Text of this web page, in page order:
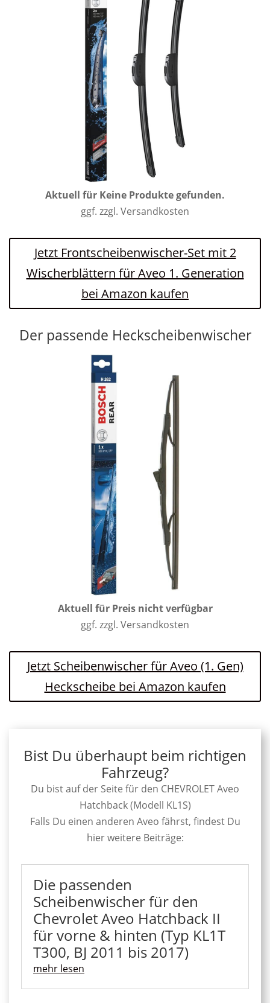
Aktuell für Keine Produkte gefunden.
ggf. zzgl. Versandkosten
Jetzt Frontscheibenwischer-Set mit 2
Wischerblättern für Aveo 1. Generation
bei Amazon kaufen
Der passende Heckscheibenwischer
Aktuell für Preis nicht verfügbar
ggf. zzgl. Versandkosten
Jetzt Scheibenwischer für Aveo (1. Gen)
Heckscheibe bei Amazon kaufen
Bist Du überhaupt beim richtigen
Fahrzeug?
Du bist auf der Seite für den CHEVROLET Aveo
Hatchback (Modell KL1S)
Falls Du einen anderen Aveo fährst, findest Du
hier weitere Beiträge:
Die passenden
Scheibenwischer für den
Chevrolet Aveo Hatchback II
für vorne & hinten (Typ KL1T
T300, BJ 2011 bis 2017)
mehr lesen